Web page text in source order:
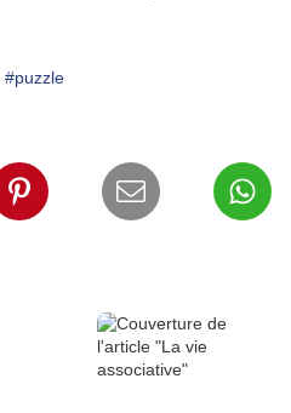
#puzzle